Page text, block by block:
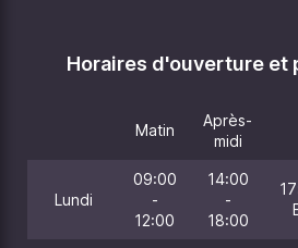
Horaires d'ouverture et
Matin
Après-
midi
Lundi
09:00
-
12:00
14:00
-
18:00